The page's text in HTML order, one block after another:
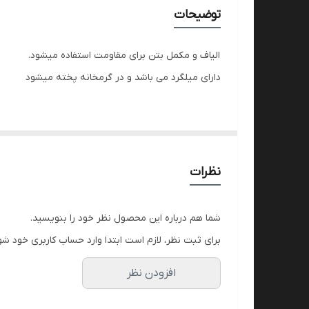
توضیحات
الیاف و مکمل بتن برای مقاومت استفاده میشود.
دارای میلگرد می باشد و در گرمخانه پخته میشود
نظرات
شما هم درباره این محصول نظر خود را بنویسید.
برای ثبت نظر، لازم است ابتدا وارد حساب کاربری خود
افزودن نظر